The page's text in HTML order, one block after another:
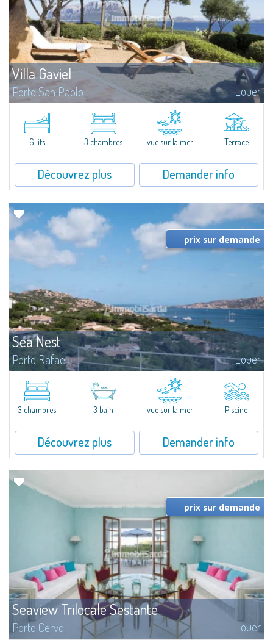
Villa Gaviel
Porto San Paolo Louer
​Villa in a Marine Protected Area. The villa is away from chaos at any time of
the year. Privilege, privacy, and unspoiled beauties of nature in
Sardinia. The blowing of the wind, and the cicadas are the only...
6 lits 3 chambres vue sur la mer Terrace
Découvrez plus Demander info
Sea Nest
Porto Rafael Louer
New acquisition: beautiful villa with 3 bedrooms and 3 bathrooms,
featuring a private pool. Bright, well-designed spaces, ideal for enjoying the
charm and tranquillity of Porto Rafael in an exclusive setting...
prix sur demande
3 chambres 3 bain vue sur la mer Piscine
Découvrez plus Demander info
Seaview Trilocale Sestante
Porto Cervo Louer
prix sur demande